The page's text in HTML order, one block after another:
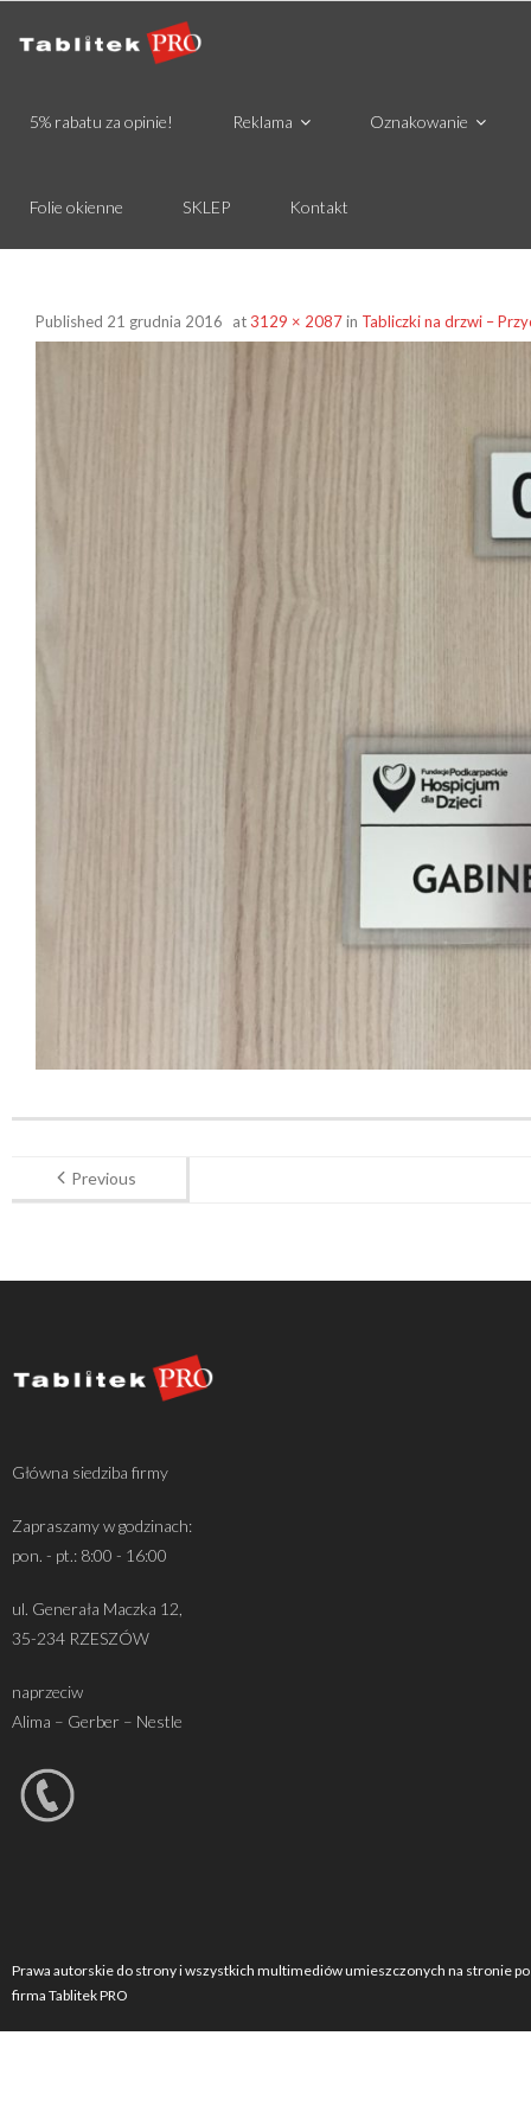
5% rabatu za opinie! Reklama Oznakowanie
Folie okienne SKLEP Kontakt
Published 21 grudnia 2016 at3129 × 2087in Tabliczki na drzwi –
Previous
Główna siedziba firmy
Zapraszamy w godzinach:
pon. - pt.: 8:00 - 16:00
ul. Generała Maczka 12,
35-234 RZESZÓW
naprzeciw
Alima – Gerber – Nestle
Prawa autorskie do strony i wszystkich multimediów umieszczonych na stronie
firma Tablitek PRO